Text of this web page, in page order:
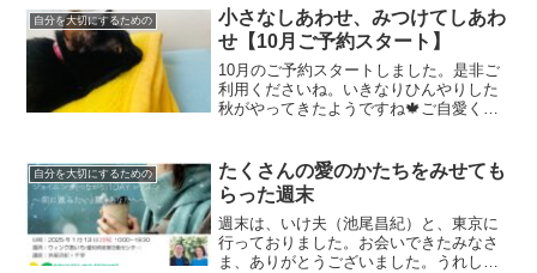
自分を大切にするための
小さなしあわせ、みつけてしあわ
せ【10月ご予約スタート】
10月のご予約スタートしました。是非ご
利用くださいね。いきなりひんやりした
秋がやってきたようですね🍁ご自愛くだ
自分を大切にするための
たくさんの愛のかたちをみせても
らった週末
週末は、いけ夫（池尾昌紀）と、東京に
行っておりました。お会いできたみなさ
ま、ありがとうございました。うれしか